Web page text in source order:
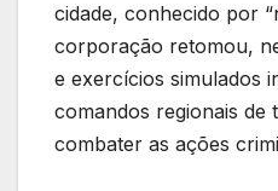
cidade, conhecido por
corporação retomou,
e exercícios simulados
comandos regionais de
combater as ações